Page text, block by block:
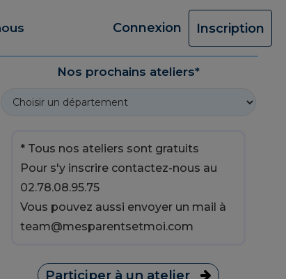
Connexion Inscription
Nos prochains ateliers*
* Tous nos ateliers sont gratuits
Pour s'y inscrire contactez-nous au
02.78.08.95.75
Vous pouvez aussi envoyer un mail à
team@mesparentsetmoi.com
Participer à un atelier